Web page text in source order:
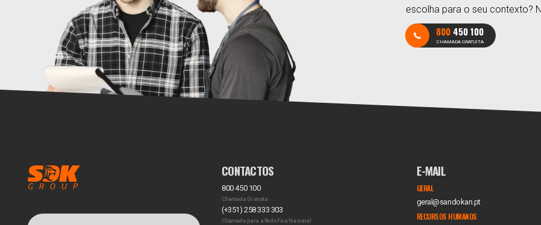
escolha para o seu contexto?
800 450 100
CHAMADA GRATUITA
CONTACTOS
800 450 100
Chamada Gratuita
(+351) 258 333 303
Chamada para a Rede Fixa Nacional
E-MAIL
GERAL
geral@sandokan.pt
RECURSOS HUMANOS